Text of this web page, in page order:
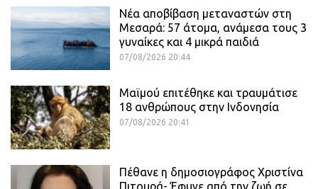
Νέα αποβίβαση μεταναστών στη
Μεσαρά: 57 άτομα, ανάμεσα τους 3
γυναίκες και 4 μικρά παιδιά
07/08/2026 20:44
Μαϊμού επιτέθηκε και τραυμάτισε
18 ανθρώπους στην Ινδονησία
07/08/2026 20:41
Πέθανε η δημοσιογράφος Χριστίνα
Πιτουρά- Έφυγε από την ζωή σε